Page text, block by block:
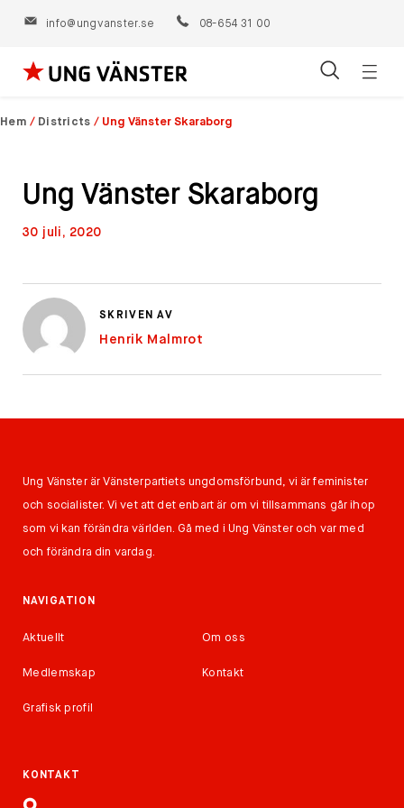
info@ungvanster.se 08-654 31 00
Hoppa
till
Hem / Districts / Ung Vänster Skaraborg
Ung Vänster Skaraborg
30 juli, 2020
SKRIVEN AV
Henrik Malmrot
Ung Vänster är Vänsterpartiets ungdomsförbund, vi är feminister
och socialister. Vi vet att det enbart är om vi tillsammans går ihop
som vi kan förändra världen. Gå med i Ung Vänster och var med
och förändra din vardag.
NAVIGATION
Aktuellt Om oss
Medlemskap Kontakt
Grafisk profil
KONTAKT